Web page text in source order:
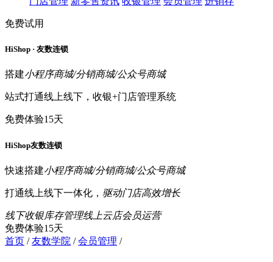
免费试用
HiShop · 友数连锁
搭建小程序商城/分销商城/公众号商城
站式打通线上线下，收银+门店管理系统
免费体验15天
HiShop友数连锁
快速搭建小程序商城/分销商城/公众号商城
打通线上线下一体化， 驱动门店高效增长
线下收银库存管理线上云店会员运营
免费体验15天
首页 /友数学院 /会员管理 /